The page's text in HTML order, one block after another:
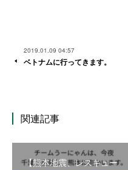
2019.01.09 04:57
ベトナムに行ってきます。
関連記事
【熊本地震、レスキュー